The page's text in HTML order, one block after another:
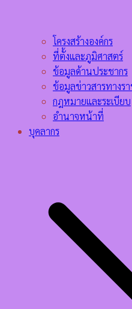
โครงสร้างองค์กร
ที่ตั้งและภูมิศาสตร์
ข้อมูลด้านประชากร
ข้อมูลข่าวสารทางร
กฎหมายและระเบียบ
อำนาจหน้าที่
บุคลากร